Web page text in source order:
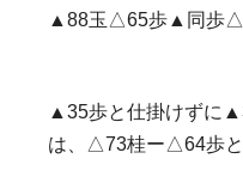
▲88玉△65歩▲同歩△
▲35歩と仕掛けずに
は、△73桂ー△64歩と